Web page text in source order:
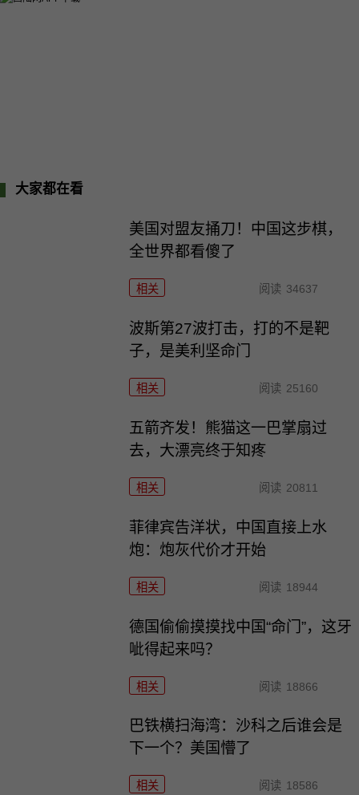
大家都在看
美国对盟友捅刀！中国这步棋，
全世界都看傻了
相关 阅读 34637
波斯第27波打击，打的不是靶
子，是美利坚命门
相关 阅读 25160
五箭齐发！熊猫这一巴掌扇过
去，大漂亮终于知疼
相关 阅读 20811
菲律宾告洋状，中国直接上水
炮：炮灰代价才开始
相关 阅读 18944
德国偷偷摸摸找中国“命门”，这牙
呲得起来吗？
相关 阅读 18866
巴铁横扫海湾：沙科之后谁会是
下一个？美国懵了
相关 阅读 18586